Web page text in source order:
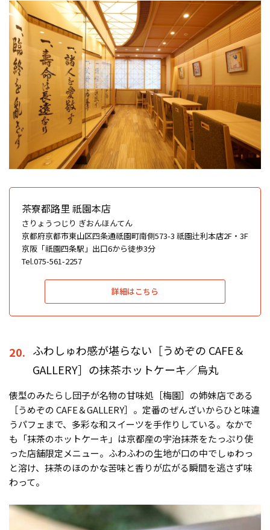
茶寮都路里 祇園本店
さりょうつじり ぎおんほんてん
京都府京都市東山区四条通祇園町南側573-3 祇園辻利本店2F・3F
京阪「祇園四条駅」出口6から徒歩3分
Tel.075-561-2257
詳細はこちら
20. ふわしゅわ感が堪らない［うめぞの CAFE＆
GALLERY］の抹茶ホットケーキ／烏丸
俵型のみたらし団子が名物の甘味処［梅園］の姉妹店である
［うめぞの CAFE＆GALLERY］。定番のぜんざいからひと味違
うパフェまで、多彩な和スイーツを手作りしている。なかで
も「抹茶のホットケーキ」は京都産の宇治抹茶をたっぷり使
った店舗限定メニュー。ふわふわの生地が口の中でしゅわっ
と溶け、抹茶のほのかな苦味と香りが広がる瞬間を逃さず味
わって。